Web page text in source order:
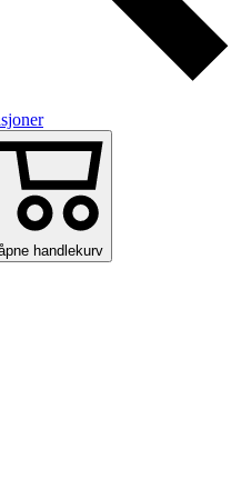
handlekurv